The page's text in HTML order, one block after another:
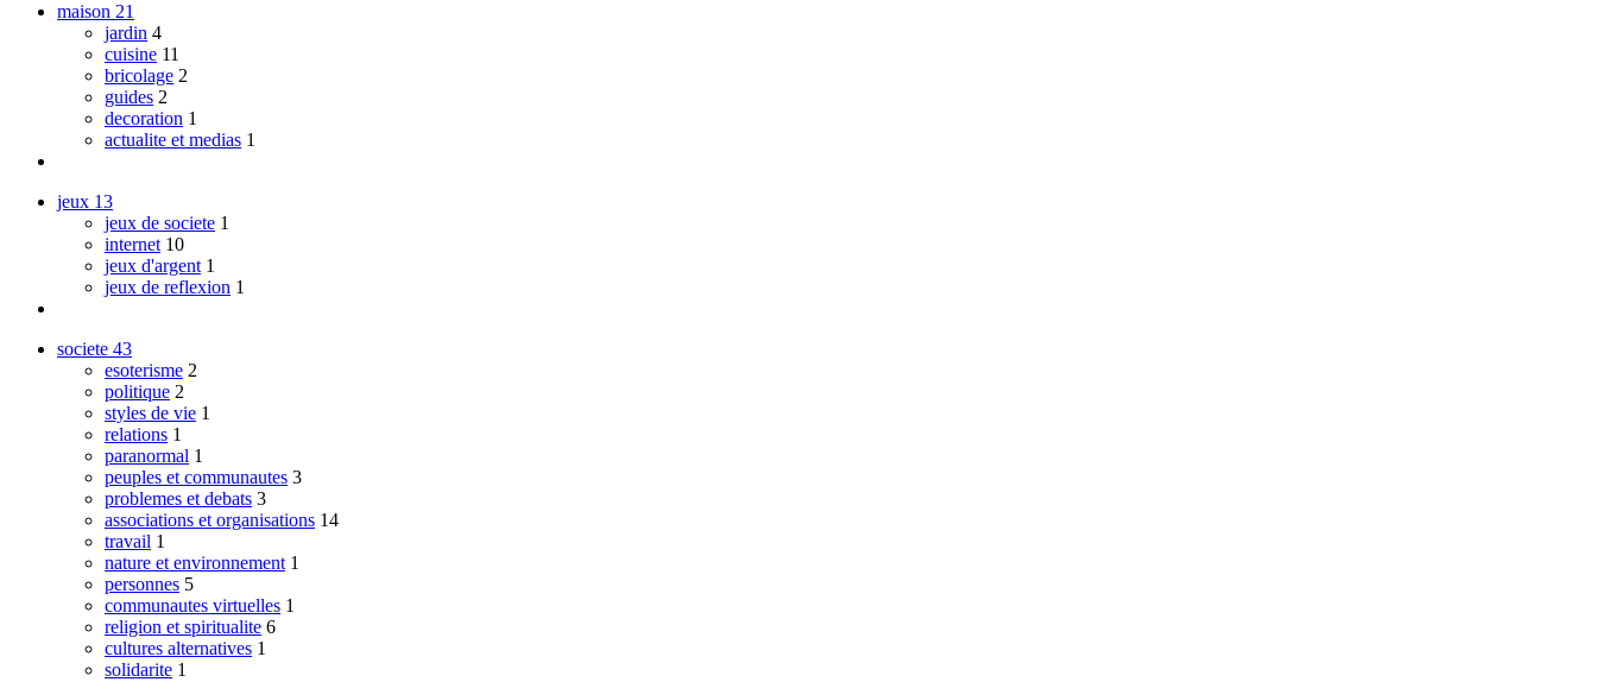
maison 21
jardin 4
cuisine 11
bricolage 2
guides 2
decoration 1
actualite et medias 1
jeux 13
jeux de societe 1
internet 10
jeux d'argent 1
jeux de reflexion 1
societe 43
esoterisme 2
politique 2
styles de vie 1
relations 1
paranormal 1
peuples et communautes 3
problemes et debats 3
associations et organisations 14
travail 1
nature et environnement 1
personnes 5
communautes virtuelles 1
religion et spiritualite 6
cultures alternatives 1
solidarite 1